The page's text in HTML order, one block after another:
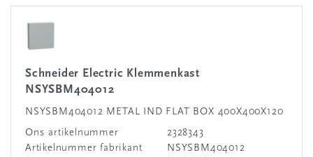
Schneider Electric Klemmenkast
NSYSBM404012
NSYSBM404012 METAL IND FLAT BOX 400X400X120
Ons artikelnummer
2328343
Artikelnummer fabrikant
NSYSBM404012